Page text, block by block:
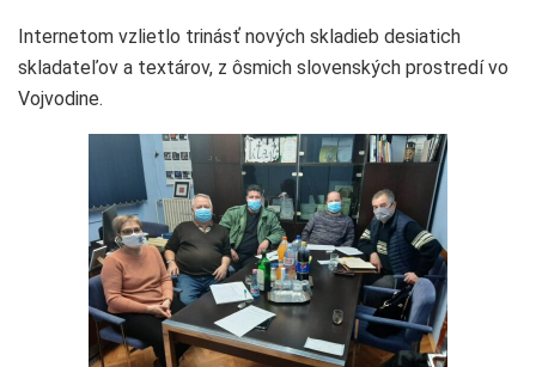
Internetom vzlietlo trinásť nových skladieb desiatich
skladateľov a textárov, z ôsmich slovenských prostredí vo
Vojvodine.